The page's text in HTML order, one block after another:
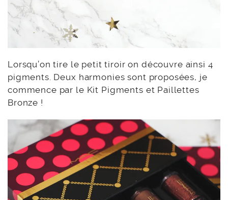
Lorsqu’on tire le petit tiroir on découvre ainsi 4
pigments. Deux harmonies sont proposées, je
commence par le Kit Pigments et Paillettes
Bronze !